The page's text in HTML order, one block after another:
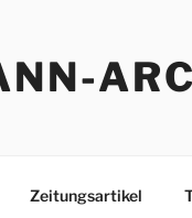
Zeitungsartikel